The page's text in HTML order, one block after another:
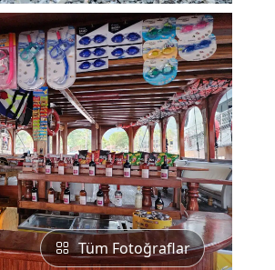
Tüm Fotoğraflar